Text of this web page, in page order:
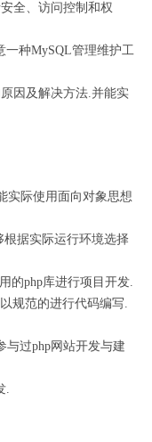
、访问控制和权
MySQL管理维护工
及解决方法.并能实
使用面向对象思想
实际运行环境选择
库进行项目开发.
范的进行代码编写.
php网站开发与建
.